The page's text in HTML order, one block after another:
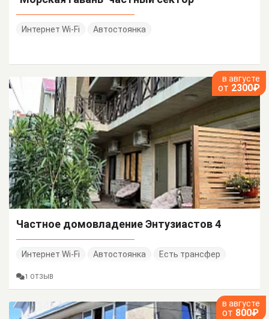
Интернет Wi-Fi Автостоянка
в августе
от 2300₽
Частное домовладение Энтузиастов 4
Интернет Wi-Fi Автостоянка Есть трансфер
1 ОТЗЫВ
в августе
от 800₽